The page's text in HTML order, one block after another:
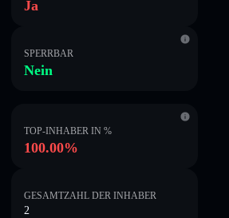
Ja
SPERRBAR
Nein
TOP-INHABER IN %
100.00%
GESAMTZAHL DER INHABER
2